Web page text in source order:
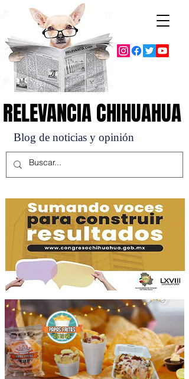
Blog de noticias y opinión
RELEVANCIA CHIHUAHUA
RELEVANCIA CHIHUAHUA